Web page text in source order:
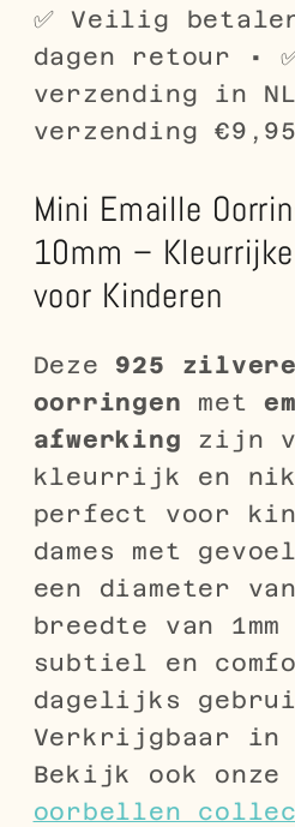
Kleurrijk
-
Vrolijke
Hoepels
Kleurrijk
-
Vrolijke
Hoepels
✅ Veilig
dagen retour •
verzending in
verzending €9,95
Mini Emaille
10mm –
voor Kinderen
Deze 925
oorringen met
afwerking zijn
kleurrijk en
perfect voor
dames met
een diameter
breedte van
subtiel en
dagelijks
Verkrijgbaar in
Bekijk ook onze
oorbellen